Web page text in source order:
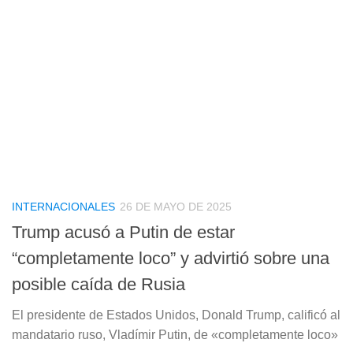
INTERNACIONALES 26 DE MAYO DE 2025
Trump acusó a Putin de estar
“completamente loco” y advirtió sobre una
posible caída de Rusia
El presidente de Estados Unidos, Donald Trump, calificó al
mandatario ruso, Vladímir Putin, de «completamente loco»